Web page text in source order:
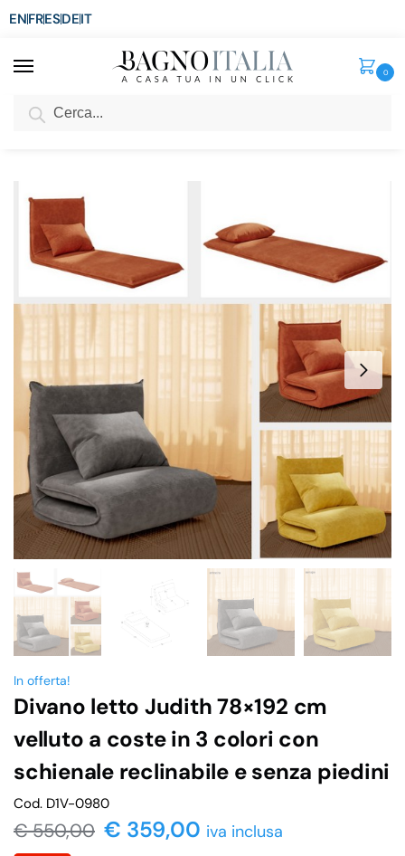
ENFRESDEIT
0
SCONTO del 3%
In offerta!
Divano letto Judith 78×192 cm
velluto a coste in 3 colori con
schienale reclinabile e senza piedini
Cod. D1V-0980
€550,00 € 359,00 iva inclusa